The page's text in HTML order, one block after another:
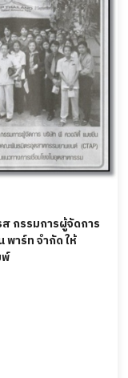
รรมการผู้จัดการ
าร์ท จำกัด ให้